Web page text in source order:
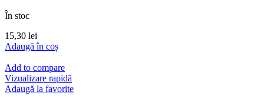
În stoc
15,30 lei
Adaugă în coș
Add to compare
Vizualizare rapidă
Adaugă la favorite